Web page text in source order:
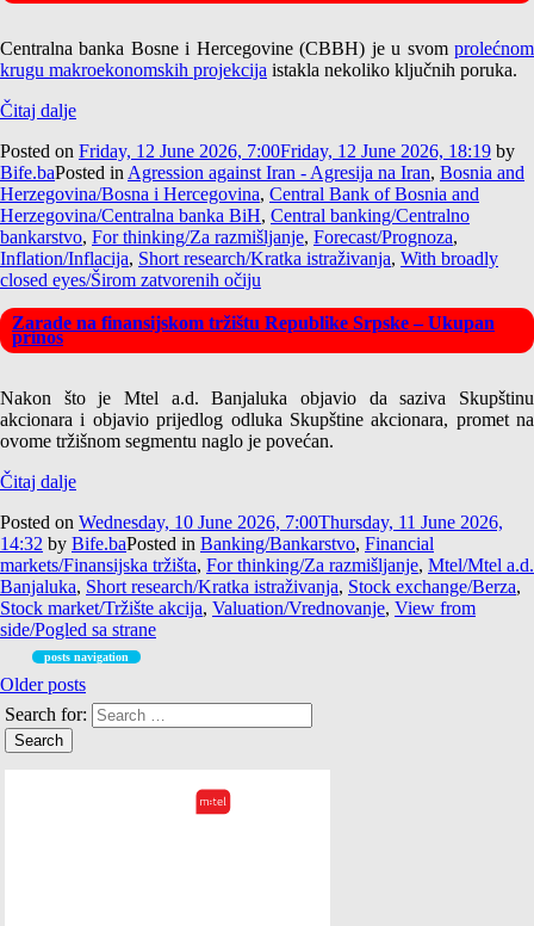
Centralna banka Bosne i Hercegovine (CBBH) je u svom prolećnom
krugu makroekonomskih projekcija istakla nekoliko ključnih poruka.
Čitaj dalje
Posted on Friday, 12 June 2026, 7:00Friday, 12 June 2026, 18:19 by
Bife.baPosted inAgression against Iran - Agresija na Iran, Bosnia and
Herzegovina/Bosna i Hercegovina, Central Bank of Bosnia and
Herzegovina/Centralna banka BiH, Central banking/Centralno
bankarstvo, For thinking/Za razmišljanje, Forecast/Prognoza,
Inflation/Inflacija, Short research/Kratka istraživanja, With broadly
closed eyes/Širom zatvorenih očiju
Zarade na finansijskom tržištu Republike Srpske – Ukupan
prinos
Nakon što je Mtel a.d. Banjaluka objavio da saziva Skupštinu
akcionara i objavio prijedlog odluka Skupštine akcionara, promet na
ovome tržišnom segmentu naglo je povećan.
Čitaj dalje
Posted on Wednesday, 10 June 2026, 7:00Thursday, 11 June 2026,
14:32 by Bife.baPosted in Banking/Bankarstvo, Financial
markets/Finansijska tržišta, For thinking/Za razmišljanje, Mtel/Mtel a.d.
Banjaluka, Short research/Kratka istraživanja, Stock exchange/Berza,
Stock market/Tržište akcija, Valuation/Vrednovanje, View from
side/Pogled sa strane
posts navigation
Older posts
Search for: